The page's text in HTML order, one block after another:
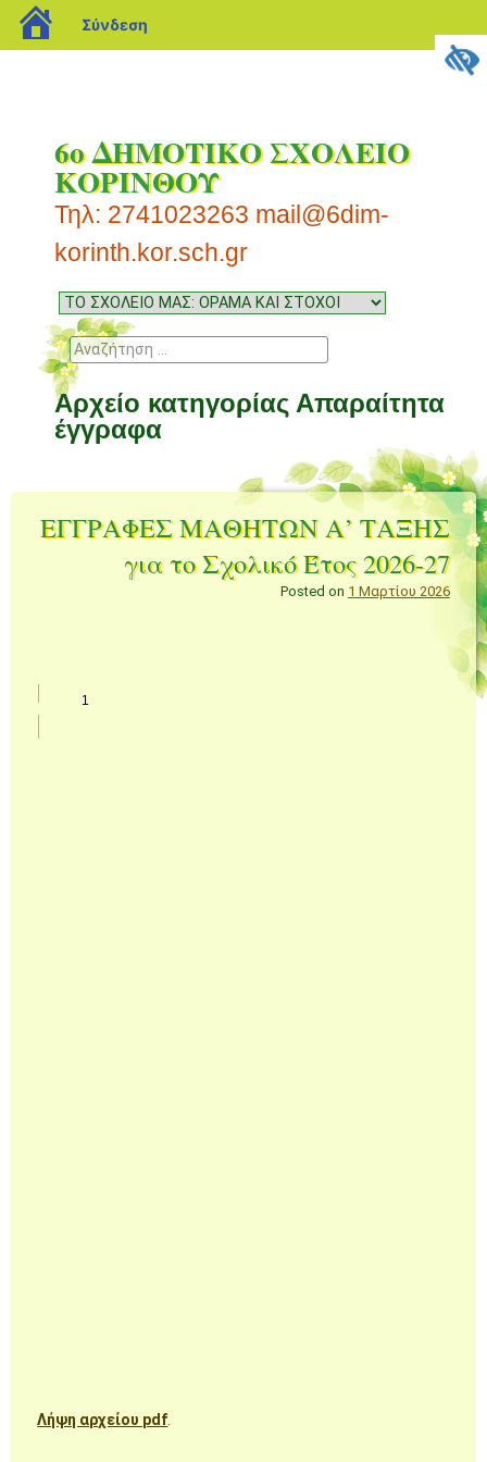
6ο ΔΗΜΟΤΙΚΟ ΣΧΟΛΕΙΟ
ΚΟΡΙΝΘΟΥ
Τηλ: 2741023263 mail@6dim-
korinth.kor.sch.gr
Μενού
Μετάβαση
σε
περιεχόμενο
Αναζήτηση
Αρχείο κατηγορίας Απαραίτητα
έγγραφα
ΕΓΓΡΑΦΕΣ ΜΑΘΗΤΩΝ Α’ ΤΑΞΗΣ
για το Σχολικό Έτος 2026-27
Posted on 1 Μαρτίου 2026
Λήψη αρχείου pdf
blogs.sch.gr
Σύνδεση